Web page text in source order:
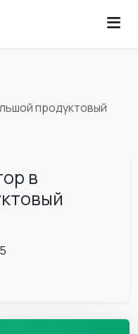
продуктовый
в